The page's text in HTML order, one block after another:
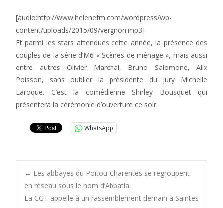
[audio:http://www.helenefm.com/wordpress/wp-
content/uploads/2015/09/vergnon.mp3]
Et parmi les stars attendues cette année, la présence des
couples de la série d’M6 « Scènes de ménage », mais aussi
entre autres Olivier Marchal, Bruno Salomone, Alix
Poisson, sans oublier la présidente du jury Michelle
Laroque. C’est la comédienne Shirley Bousquet qui
présentera la cérémonie d’ouverture ce soir.
WhatsApp
Post
← Les abbayes du Poitou-Charentes se regroupent
en réseau sous le nom d’Abbatia
La CGT appelle à un rassemblement demain à Saintes